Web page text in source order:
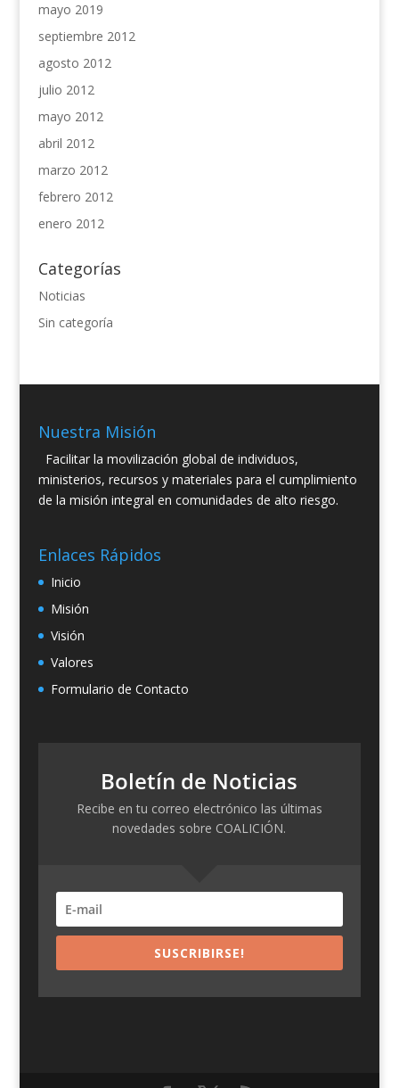
mayo 2019
septiembre 2012
agosto 2012
julio 2012
mayo 2012
abril 2012
marzo 2012
febrero 2012
enero 2012
Categorías
Noticias
Sin categoría
Nuestra Misión
Facilitar la movilización global de individuos,
ministerios, recursos y materiales para el cumplimiento
de la misión integral en comunidades de alto riesgo.
Enlaces Rápidos
Inicio
Misión
Visión
Valores
Formulario de Contacto
Boletín de Noticias
Recibe en tu correo electrónico las últimas
novedades sobre COALICIÓN.
SUSCRIBIRSE!